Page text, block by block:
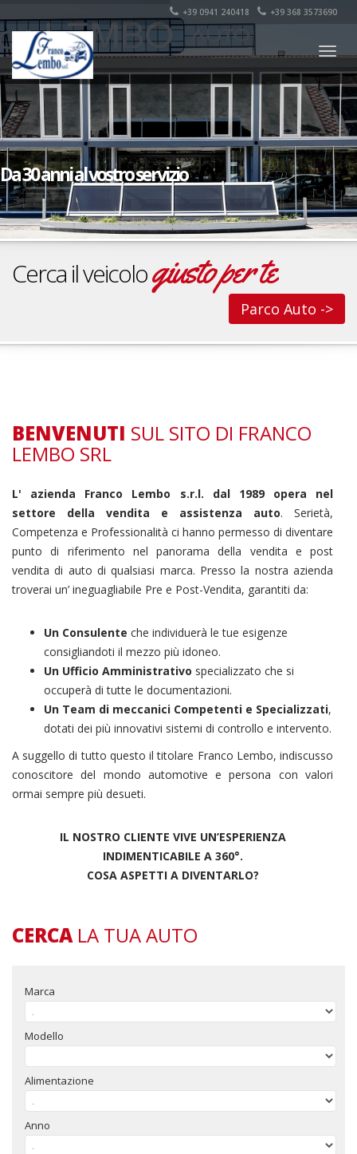
+39 0941 240418 +39 368 3573690
Da 30 anni al vostro servizio
Cerca il veicologiusto per te
Parco Auto ->
BENVENUTI SUL SITO DI FRANCO
LEMBO SRL
L' azienda Franco Lembo s.r.l. dal 1989 opera nel
settore della vendita e assistenza auto. Serietà,
Competenza e Professionalità ci hanno permesso di diventare
punto di riferimento nel panorama della vendita e post
vendita di auto di qualsiasi marca. Presso la nostra azienda
troverai un’ ineguagliabile Pre e Post-Vendita, garantiti da:
Un Consulente che individuerà le tue esigenze
consigliandoti il mezzo più idoneo.
Un Ufficio Amministrativo specializzato che si
occuperà di tutte le documentazioni.
Un Team di meccanici Competenti e Specializzati,
dotati dei più innovativi sistemi di controllo e intervento.
A suggello di tutto questo il titolare Franco Lembo, indiscusso
conoscitore del mondo automotive e persona con valori
ormai sempre più desueti.
IL NOSTRO CLIENTE VIVE UN’ESPERIENZA
INDIMENTICABILE A 360°.
COSA ASPETTI A DIVENTARLO?
CERCALA TUA AUTO
Marca
Modello
Alimentazione
Anno